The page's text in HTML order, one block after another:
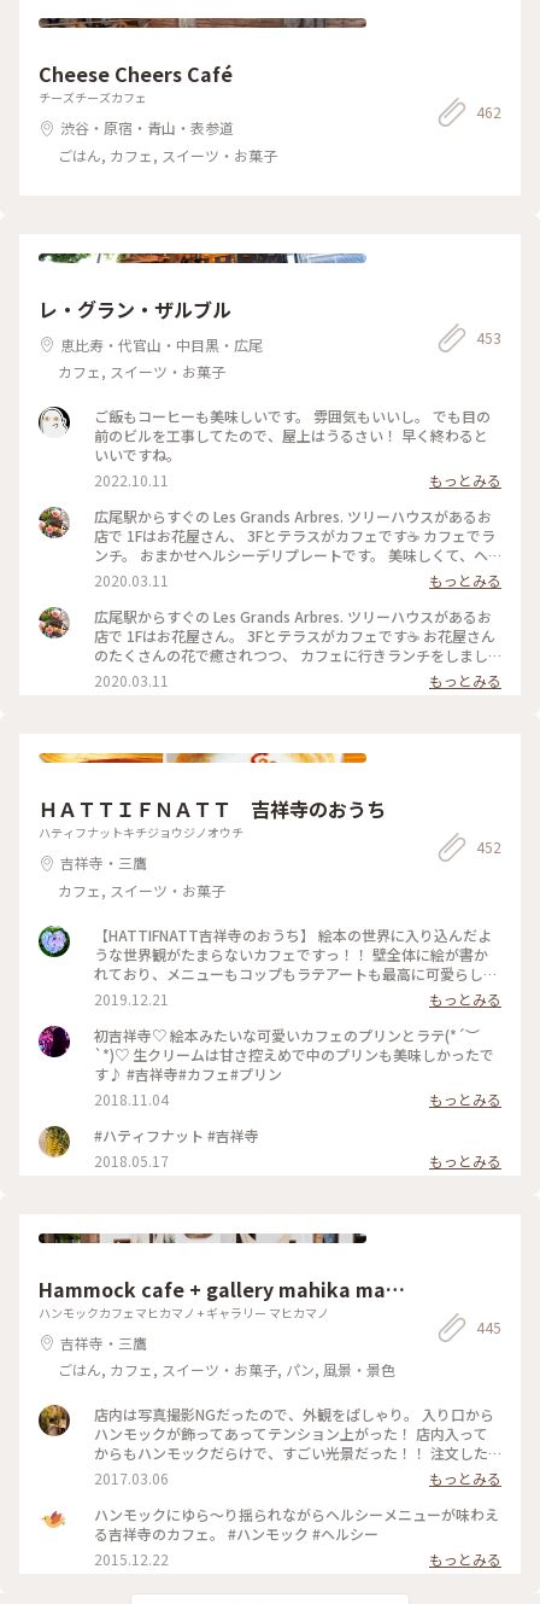
Cheese Cheers Café
チーズチーズカフェ
渋谷・原宿・青山・表参道
ごはん, カフェ, スイーツ・お菓子
462
レ・グラン・ザルブル
恵比寿・代官山・中目黒・広尾
カフェ, スイーツ・お菓子
453
ご飯もコーヒーも美味しいです。 雰囲気もいいし。 でも目の
前のビルを工事してたので、屋上はうるさい！ 早く終わると
いいですね。
2022.10.11
もっとみる
広尾駅からすぐの Les Grands Arbres. ツリーハウスがあるお
店で 1Fはお花屋さん、 3Fとテラスがカフェです☕️ カフェでラ
ンチ。 おまかせヘルシーデリプレートです。 美味しくて、ヘ
ルシー（*'∀'人）*+ 野菜がたっぷりとれます。 スープとパン
付きです🥪 #レグランザンブル #lesgrandsarbres #広尾 #東京
#わたしの街 #カフェ #花屋 #南麻布
2020.03.11
もっとみる
広尾駅からすぐの Les Grands Arbres. ツリーハウスがあるお
店で 1Fはお花屋さん。 3Fとテラスがカフェです☕️ お花屋さん
のたくさんの花で癒されつつ、 カフェに行きランチをしまし
た☺️ #レグランザンブル #lesgrandsarbres #ツリーハウス #メ
ルヘン #わたしの街 #東京 #広尾 #花屋 #カフェ
2020.03.11 もっとみる
ＨＡＴＴＩＦＮＡＴＴ 吉祥寺のおうち
ハティフナットキチジョウジノオウチ
吉祥寺・三鷹
カフェ, スイーツ・お菓子
452
【HATTIFNATT吉祥寺のおうち】 絵本の世界に入り込んだよ
うな世界観がたまらないカフェですっ！！ 壁全体に絵が書か
れており、メニューもコップもラテアートも最高に可愛らし
い！！ オススメのカフェです♪ #吉祥寺 #絵本 #カフェ #ラテ
アート
2019.12.21
もっとみる
初吉祥寺♡ 絵本みたいな可愛いカフェのプリンとラテ(*´︶
`*)♡ 生クリームは甘さ控えめで中のプリンも美味しかったで
す♪ #吉祥寺#カフェ#プリン
2018.11.04
もっとみる
#ハティフナット #吉祥寺
2018.05.17
もっとみる
Hammock cafe + gallery mahika man
o
ハンモックカフェマヒカマノ + ギャラリー マヒカマノ
吉祥寺・三鷹
ごはん, カフェ, スイーツ・お菓子, パン, 風景・景色
445
店内は写真撮影NGだったので、外観をぱしゃり。 入り口から
ハンモックが飾ってあってテンション上がった！ 店内入って
からもハンモックだらけで、すごい光景だった！！ 注文した
ものは、ガパオライスとレモネード。 ガパオライスは日本人
に合うようにアレンジされてて、レモネードはちょい酸っぱめ
でした！ あとトイレが広くてお洒落すぎて、ビビった。笑 全
体的にお洒落で、素敵な空間でした♫ #吉祥寺 #ハンモック #
カフェ
2017.03.06
もっとみる
ハンモックにゆら～り揺られながらヘルシーメニューが味わえ
る吉祥寺のカフェ。 #ハンモック #ヘルシー
2015.12.22
もっとみる